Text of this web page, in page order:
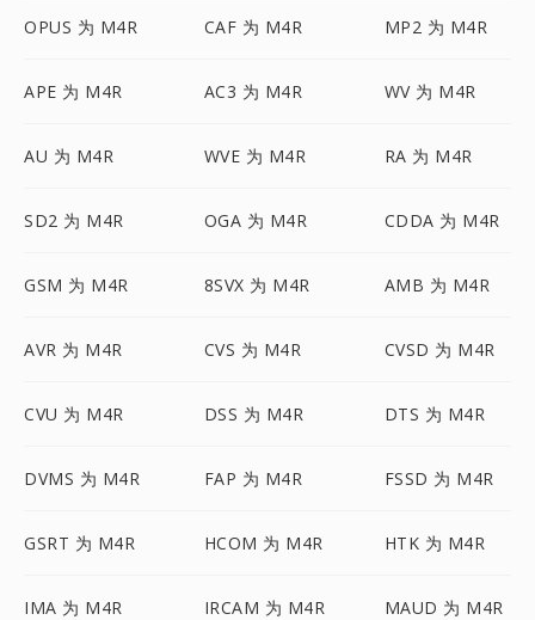
OPUS 为 M4R CAF 为 M4R MP2 为 M4R
APE 为 M4R AC3 为 M4R WV 为 M4R
AU 为 M4R WVE 为 M4R RA 为 M4R
SD2 为 M4R OGA 为 M4R CDDA 为 M4R
GSM 为 M4R 8SVX 为 M4R AMB 为 M4R
AVR 为 M4R CVS 为 M4R CVSD 为 M4R
CVU 为 M4R DSS 为 M4R DTS 为 M4R
DVMS 为 M4R FAP 为 M4R FSSD 为 M4R
GSRT 为 M4R HCOM 为 M4R HTK 为 M4R
IMA 为 M4R IRCAM 为 M4R MAUD 为 M4R